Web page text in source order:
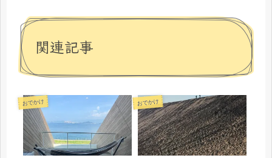
関連記事
おでかけ おでかけ